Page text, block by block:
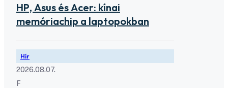
HP, Asus és Acer: kínai
memóriachip a laptopokban
Hír
2026.08.07.
F